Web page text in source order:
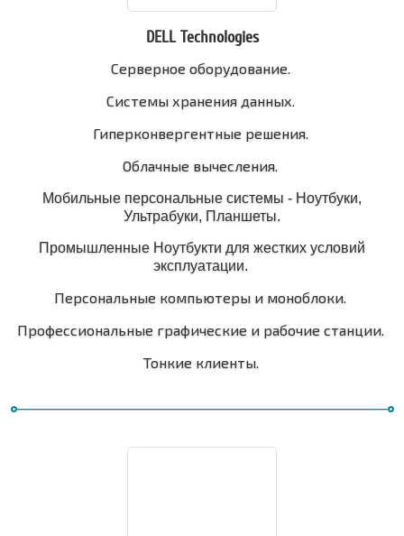
DELL Technologies
Серверное оборудование.
Системы хранения данных.
Гиперконвергентные решения.
Облачные вычесления.
Мобильные персональные системы - Ноутбуки,
Ультрабуки, Планшеты.
Промышленные Ноутбукти для жестких условий
эксплуатации.
Персональные компьютеры и моноблоки.
Профессиональные графические и рабочие станции.
Тонкие клиенты.